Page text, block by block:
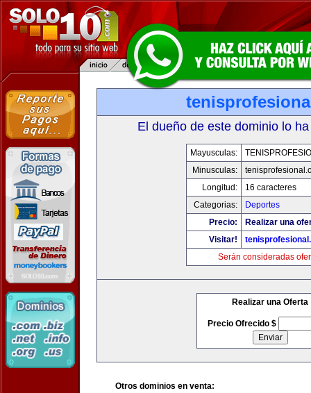
El dueño de este dominio lo
Mayusculas:
Minusculas:
Longitud:
16 caracteres
Categorias:
Deportes
Precio:
Realizar una
Visitar!
Serán consideradas
Realizar una Oferta
Precio Ofrecido $
Otros dominios en venta: